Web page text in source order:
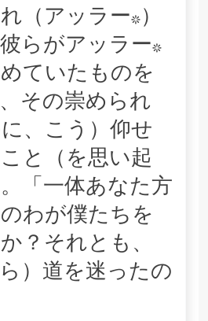
（アッラー*）
らがアッラー*
ていたものを
その崇められ
、こう）仰せ
と（を思い起
「一体あなた方
わが僕たちを
？それとも、
）道を迷ったの